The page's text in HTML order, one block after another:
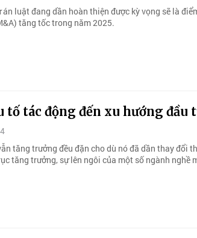
luật đang dần hoàn thiện được kỳ vọng sẽ là
tăng tốc trong năm 2025.
tố tác động đến xu hướng đầu
tăng trưởng đều đặn cho dù nó đã dần thay đổi
tăng trưởng, sự lên ngôi của một số ngành nghề